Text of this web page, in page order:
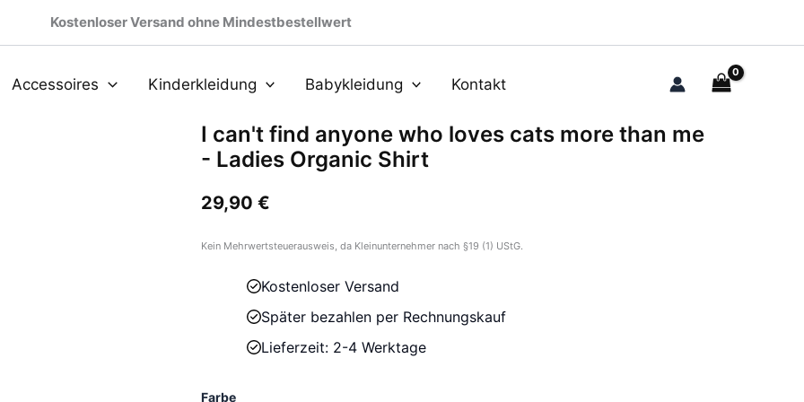
Kostenloser Versand ohne Mindestbestellwert
Accessoires Kinderkleidung Babykleidung Kontakt
I can't find anyone who loves cats more than me
- Ladies Organic Shirt
29,90 €
Kein Mehrwertsteuerausweis, da Kleinunternehmer nach §19 (1) UStG.
Kostenloser Versand
Später bezahlen per Rechnungskauf
Lieferzeit: 2-4 Werktage
Farbe